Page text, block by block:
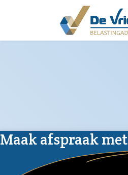
Maak afspraak met